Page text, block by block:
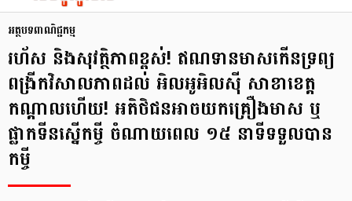
អត្ថបទពាណិជ្ជកម្ម
រហ័ស និងសុវត្ថិភាពខ្ពស់! ឥណទានមាសកើនទ្រព្យ
ពង្រីកវិសាលភាពដល់ អិលអូអិលស៊ី សាខាខេត្ត
កណ្តាលហើយ! អតិថិជនអាចយកគ្រឿងមាស ឬ
ផ្លាកទីនស្នើកម្ចី ចំណាយពេល ១៥ នាទីទទួលបាន
កម្ចី